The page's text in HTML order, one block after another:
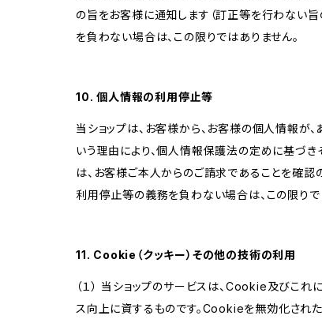
の旨をお客様に通知します（訂正等を行わない旨
を負わない場合は、この限りではありません。
10. 個人情報の利用停止等
当ショップは、お客様から、お客様の個人情報
いう理由により、個人情報保護法の定めに基づき
は、お客様ご本人からのご請求であることを確認
利用停止等の義務を負わない場合は、この限りで
11. Cookie（クッキー）その他の技術の利用
（１） 当ショップのサービスは、Cookie及びこ
ス向上に資するものです。Cookieを無効化され